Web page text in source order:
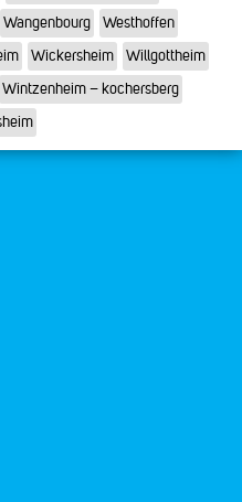
Wangenbourg
Westhoffen
Wickersheim
Willgottheim
Wintzenheim – kochersberg